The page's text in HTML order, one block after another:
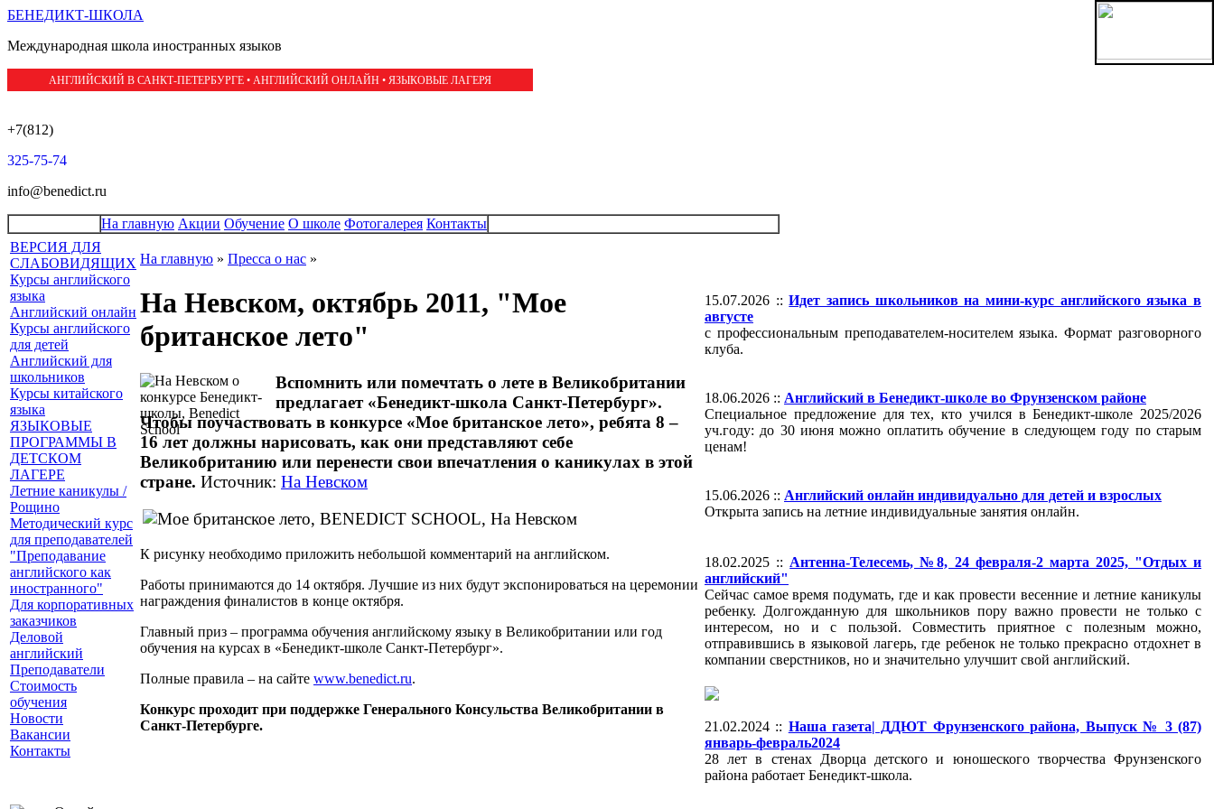
БЕНЕДИКТ-ШКОЛА
Международная школа иностранных языков
АНГЛИЙСКИЙ В САНКТ-ПЕТЕРБУРГЕ • АНГЛИЙСКИЙ ОНЛАЙН • ЯЗЫКОВЫЕ ЛАГЕРЯ
+7(812)
325-75-74
info@benedict.ru
На главную Акции Обучение О школе Фотогалерея Контакты
ВЕРСИЯ ДЛЯ
СЛАБОВИДЯЩИХ
Курсы английского
языка
Английский онлайн
Курсы английского
для детей
Английский для
школьников
Курсы китайского
языка
ЯЗЫКОВЫЕ
ПРОГРАММЫ В
ДЕТСКОМ
ЛАГЕРЕ
Летние каникулы /
Рощино
Методический курс
для преподавателей
"Преподавание
английского как
иностранного"
Для корпоративных
заказчиков
Деловой
английский
Преподаватели
Стоимость
обучения
Новости
Вакансии
Контакты
На главную » Пресса о нас »
На Невском, октябрь 2011, "Мое
британское лето"
Вспомнить или помечтать о лете в Великобритании
предлагает «Бенедикт-школа Санкт-Петербург».
Чтобы поучаствовать в конкурсе «Мое британское лето», ребята 8 –
16 лет должны нарисовать, как они представляют себе
Великобританию или перенести свои впечатления о каникулах в этой
стране. Источник: На Невском
К рисунку необходимо приложить небольшой комментарий на английском.
Pаботы принимаются до 14 октября. Лучшие из них будут экспонироваться на церемонии
награждения финалистов в конце октября.
Главный приз – программа обучения английскому языку в Великобритании или год
обучения на курсах в «Бенедикт-школе Санкт-Петербург».
Полные правила – на сайте www.benedict.ru.
Конкурс проходит при поддержке Генерального Консульства Великобритании в
Санкт-Петербурге.
15.07.2026 ::Идет запись школьников на мини-курс английского языка в
августе
с профессиональным преподавателем-носителем языка. Формат разговорного
клуба.
18.06.2026 :: Английский в Бенедикт-школе во Фрунзенском районе
Специальное предложение для тех, кто учился в Бенедикт-школе 2025/2026
уч.году: до 30 июня можно оплатить обучение в следующем году по старым
ценам!
15.06.2026 :: Английский онлайн индивидуально для детей и взрослых
Открыта запись на летние индивидуальные занятия онлайн.
18.02.2025 :: Антенна-Телесемь, №8, 24 февраля-2 марта 2025, "Отдых и
английский"
Сейчас самое время подумать, где и как провести весенние и летние каникулы
ребенку. Долгожданную для школьников пору важно провести не только с
интересом, но и с пользой. Совместить приятное с полезным можно,
отправившись в языковой лагерь, где ребенок не только прекрасно отдохнет в
компании сверстников, но и значительно улучшит свой английский.
21.02.2024 :: Наша газета| ДДЮТ Фрунзенского района, Выпуск № 3 (87)
январь-февраль2024
28 лет в стенах Дворца детского и юношеского творчества Фрунзенского
района работает Бенедикт-школа.